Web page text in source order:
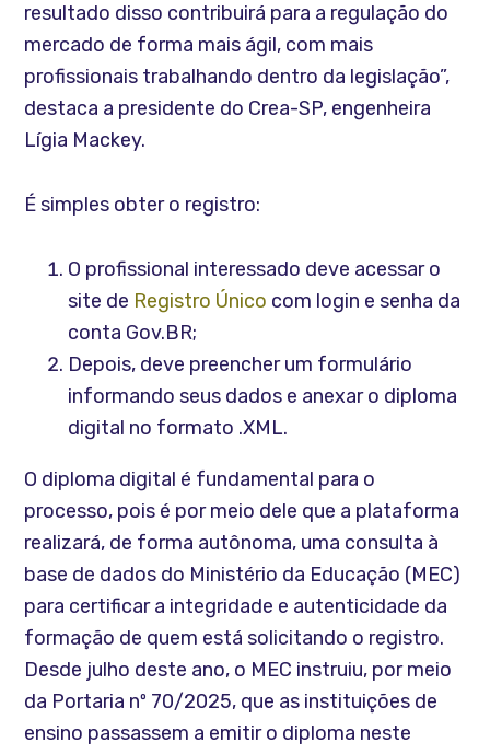
resultado disso contribuirá para a regulação do
mercado de forma mais ágil, com mais
profissionais trabalhando dentro da legislação”,
destaca a presidente do Crea-SP, engenheira
Lígia Mackey.
É simples obter o registro:
O profissional interessado deve acessar o
site de Registro Único com login e senha da
conta Gov.BR;
Depois, deve preencher um formulário
informando seus dados e anexar o diploma
digital no formato .XML.
O diploma digital é fundamental para o
processo, pois é por meio dele que a plataforma
realizará, de forma autônoma, uma consulta à
base de dados do Ministério da Educação (MEC)
para certificar a integridade e autenticidade da
formação de quem está solicitando o registro.​
Desde julho deste ano, o MEC instruiu, por meio
da Portaria nº 70/2025, que as instituições de
ensino passassem a emitir o diploma neste